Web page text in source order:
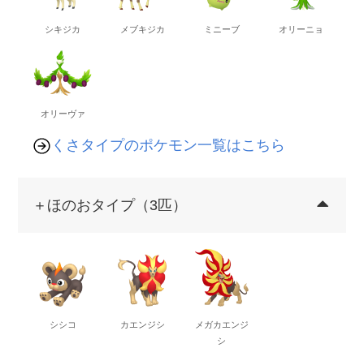
シキジカ メブキジカ ミニーブ オリーニョ
オリーヴァ
くさタイプのポケモン一覧はこちら
＋ほのおタイプ（3匹）
シシコ カエンジシ
メガカエンジ
シ